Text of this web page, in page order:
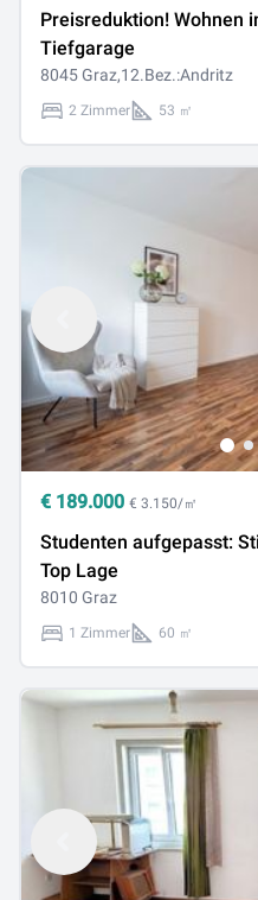
Preisreduktion! Wohnen
Tiefgarage
8045 Graz,12.Bez.:Andritz
2 Zimmer 53 ㎡
€ 189.000 € 3.150/㎡
Studenten aufgepasst:
Top Lage
8010 Graz
1 Zimmer 60 ㎡